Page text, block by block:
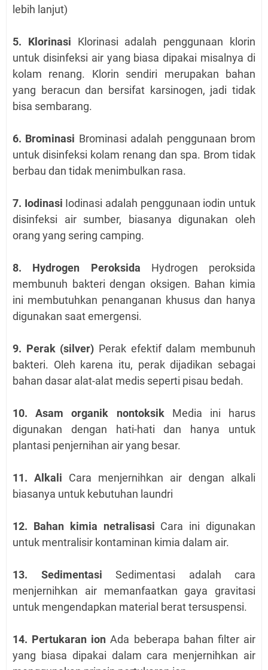
lebih lanjut)
5. Klorinasi Klorinasi adalah penggunaan klorin
untuk disinfeksi air yang biasa dipakai misalnya di
kolam renang. Klorin sendiri merupakan bahan
yang beracun dan bersifat karsinogen, jadi tidak
bisa sembarang.
6. Brominasi Brominasi adalah penggunaan brom
untuk disinfeksi kolam renang dan spa. Brom tidak
berbau dan tidak menimbulkan rasa.
7. Iodinasi Iodinasi adalah penggunaan iodin untuk
disinfeksi air sumber, biasanya digunakan oleh
orang yang sering camping.
8. Hydrogen Peroksida Hydrogen peroksida
membunuh bakteri dengan oksigen. Bahan kimia
ini membutuhkan penanganan khusus dan hanya
digunakan saat emergensi.
9. Perak (silver) Perak efektif dalam membunuh
bakteri. Oleh karena itu, perak dijadikan sebagai
bahan dasar alat-alat medis seperti pisau bedah.
10. Asam organik nontoksikMedia ini harus
digunakan dengan hati-hati dan hanya untuk
plantasi penjernihan air yang besar.
11. Alkali Cara menjernihkan air dengan alkali
biasanya untuk kebutuhan laundri
12. Bahan kimia netralisasi Cara ini digunakan
untuk mentralisir kontaminan kimia dalam air.
13. Sedimentasi Sedimentasi adalah cara
menjernihkan air memanfaatkan gaya gravitasi
untuk mengendapkan material berat tersuspensi.
14. Pertukaran ion Ada beberapa bahan filter air
yang biasa dipakai dalam cara menjernihkan air